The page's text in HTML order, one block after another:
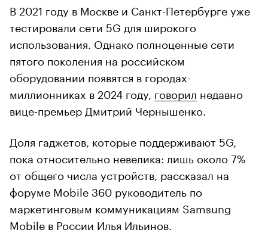
В 2021 году в Москве и Санкт-Петербурге уже
тестировали сети 5G для широкого
использования. Однако полноценные сети
пятого поколения на российском
оборудовании появятся в городах-
миллионниках в 2024 году, говорил недавно
вице-премьер Дмитрий Чернышенко.
Доля гаджетов, которые поддерживают 5G,
пока относительно невелика: лишь около 7%
от общего числа устройств, рассказал на
форуме Mobile 360 руководитель по
маркетинговым коммуникациям Samsung
Mobile в России Илья Ильинов.